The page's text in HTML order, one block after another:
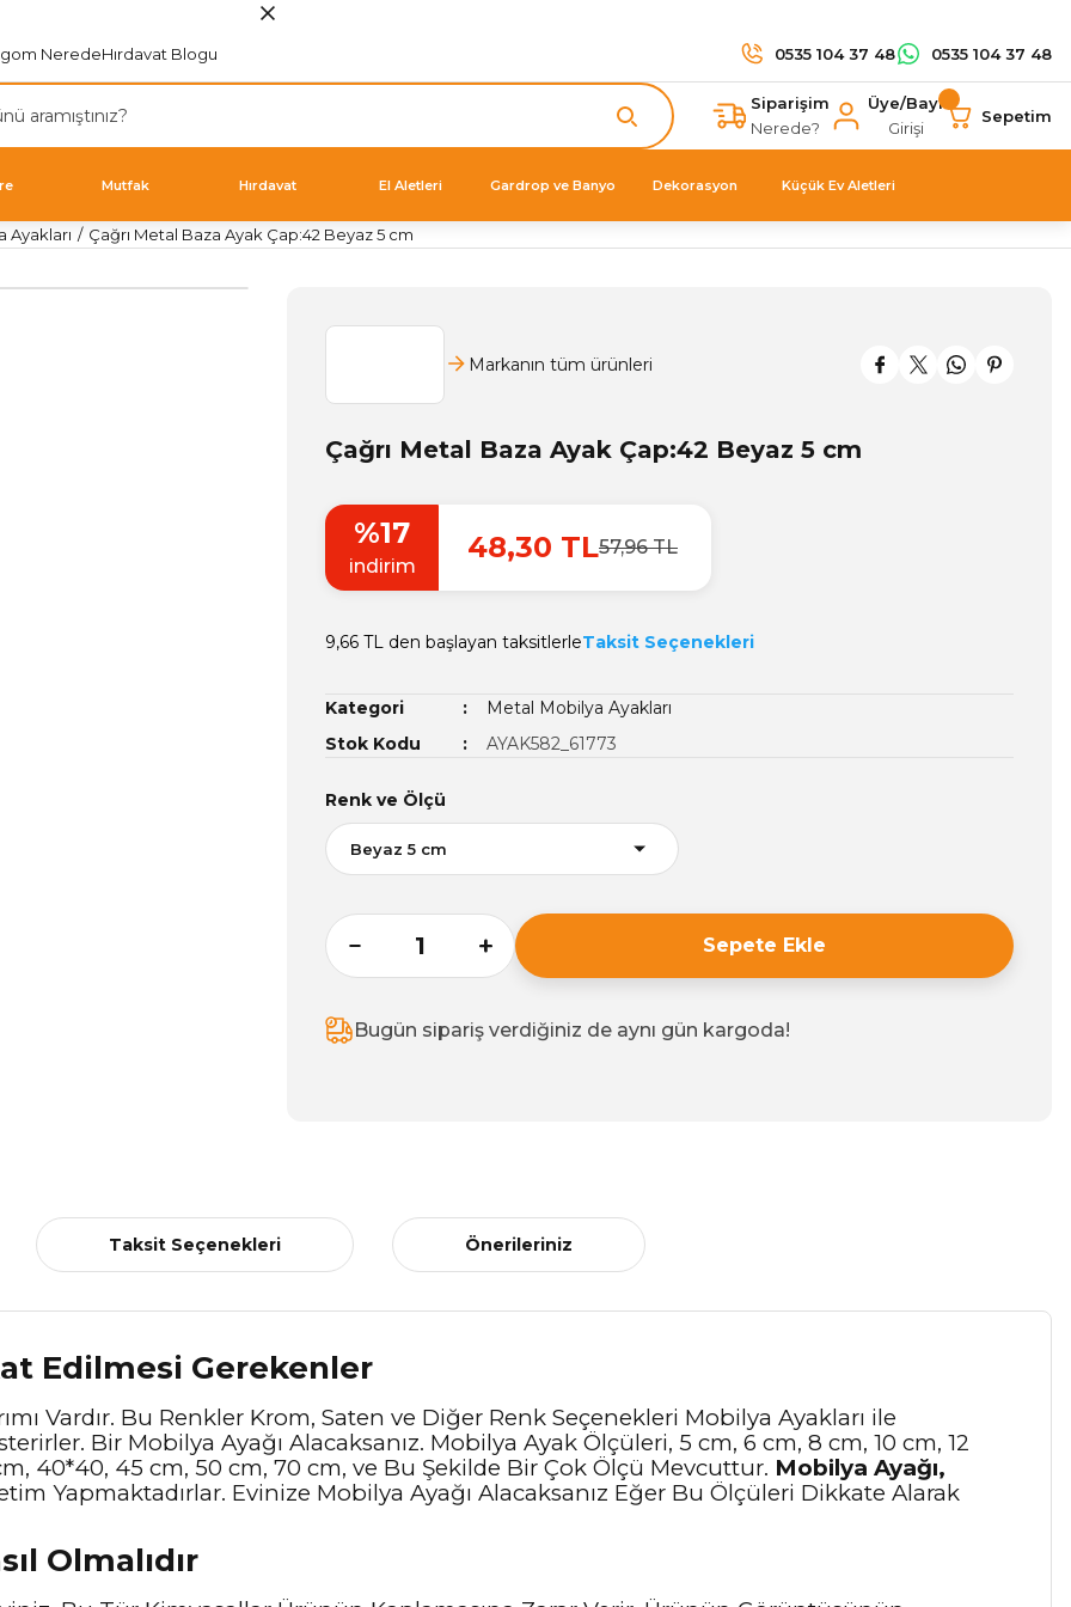
NeredeHırdavat Blogu 0535 104 37 48 0535 104 37 48
Siparişim
Nerede?
Üye/Bayi
Girişi
Sepetim
Mutfak Hırdavat El Aletleri Gardrop ve Banyo Dekorasyon Küçük Ev Aletleri
Ayakları Çağrı Metal Baza Ayak Çap:42 Beyaz 5 cm
Markanın tüm ürünleri
Çağrı Metal Baza Ayak Çap:42 Beyaz 5 cm
%17
indirim
48,30 TL57,96 TL
9,66 TL den başlayan taksitlerleTaksit Seçenekleri
Kategori
Metal Mobilya Ayakları
Stok Kodu
AYAK582_61773
Renk ve Ölçü
Sepete Ekle
Bugün sipariş verdiğiniz de aynı gün kargoda!
Taksit Seçenekleri Önerileriniz
Edilmesi Gerekenler
Vardır. Bu Renkler Krom, Saten ve Diğer Renk Seçenekleri Mobilya Ayakları ile
Bir Mobilya Ayağı Alacaksanız. Mobilya Ayak Ölçüleri, 5 cm, 6 cm, 8 cm, 10 cm, 12
40*40, 45 cm, 50 cm, 70 cm, ve Bu Şekilde Bir Çok Ölçü Mevcuttur. Mobilya Ayağı,
Yapmaktadırlar. Evinize Mobilya Ayağı Alacaksanız Eğer Bu Ölçüleri Dikkate Alarak
Olmalıdır